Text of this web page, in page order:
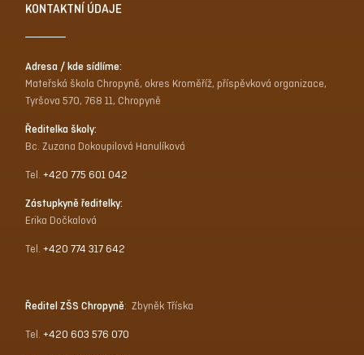
KONTAKTNÍ ÚDAJE
Adresa / kde sídlíme:
Mateřská škola Chropyně, okres Kroměříž, příspěvková organizace,
Tyršova 570, 768 11, Chropyně
Ředitelka školy:
Bc. Zuzana Dokoupilová Hanulíková
Tel.+420 775 601 042
Zástupkyně ředitelky:
Erika Dočkalová
Tel.+420 774 317 642
Ředitel ZŠS Chropyně: Zbyněk Tříska
Tel.+420 603 576 070